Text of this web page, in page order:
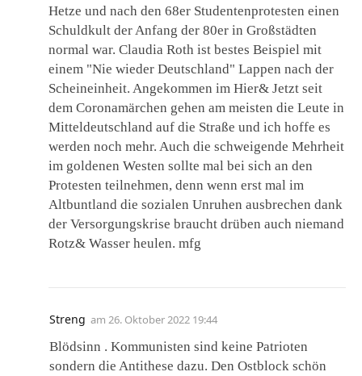
Hetze und nach den 68er Studentenprotesten einen
Schuldkult der Anfang der 80er in Großstädten
normal war. Claudia Roth ist bestes Beispiel mit
einem "Nie wieder Deutschland" Lappen nach der
Scheineinheit. Angekommen im Hier& Jetzt seit
dem Coronamärchen gehen am meisten die Leute in
Mitteldeutschland auf die Straße und ich hoffe es
werden noch mehr. Auch die schweigende Mehrheit
im goldenen Westen sollte mal bei sich an den
Protesten teilnehmen, denn wenn erst mal im
Altbuntland die sozialen Unruhen ausbrechen dank
der Versorgungskrise braucht drüben auch niemand
Rotz& Wasser heulen. mfg
Streng am 26. Oktober 2022 19:44
Blödsinn . Kommunisten sind keine Patrioten
sondern die Antithese dazu. Den Ostblock schön